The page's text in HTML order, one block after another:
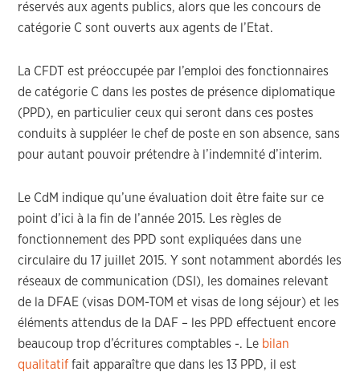
réservés aux agents publics, alors que les concours de
catégorie C sont ouverts aux agents de l’Etat.
La CFDT est préoccupée par l’emploi des fonctionnaires
de catégorie C dans les postes de présence diplomatique
(PPD), en particulier ceux qui seront dans ces postes
conduits à suppléer le chef de poste en son absence, sans
pour autant pouvoir prétendre à l’indemnité d’interim.
Le CdM indique qu’une évaluation doit être faite sur ce
point d’ici à la fin de l’année 2015. Les règles de
fonctionnement des PPD sont expliquées dans une
circulaire du 17 juillet 2015. Y sont notamment abordés les
réseaux de communication (DSI), les domaines relevant
de la DFAE (visas DOM-TOM et visas de long séjour) et les
éléments attendus de la DAF – les PPD effectuent encore
beaucoup trop d’écritures comptables -. Le bilan
qualitatif fait apparaître que dans les 13 PPD, il est